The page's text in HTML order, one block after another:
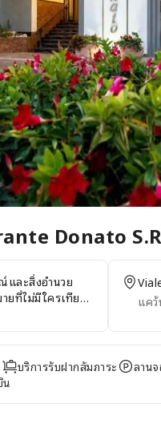
Donato
และสิ่งอำนวย
ยที่ไม่มีใครเทียบ
Donato
ถ่ายของคุณและ
ด้วยบริการ
(Wi-Fi) ฟรีของ
การรับส่งไปหรือ
พักสามารถจัด
นวันเช็คอินบริการ
แค
บริการรับฝากสัมภาระ ลาน
น